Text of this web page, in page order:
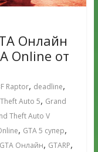
Онлайн
Online от
Raptor, deadline,
Auto 5, Grand
Theft Auto V
, GTA 5 супер,
GTA Онлайн, GTARP,